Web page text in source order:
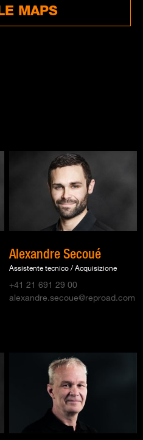
MAPS
Alexandre Secoué
Assistente tecnico / Acquisizione
+41 21 691 29 00
alexandre.secoue@reproad.com